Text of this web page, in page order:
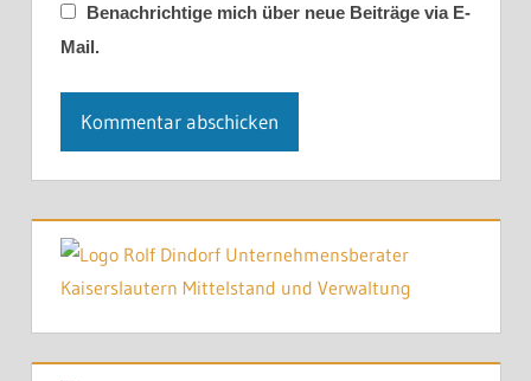
Benachrichtige mich über neue Beiträge via E-
Mail.